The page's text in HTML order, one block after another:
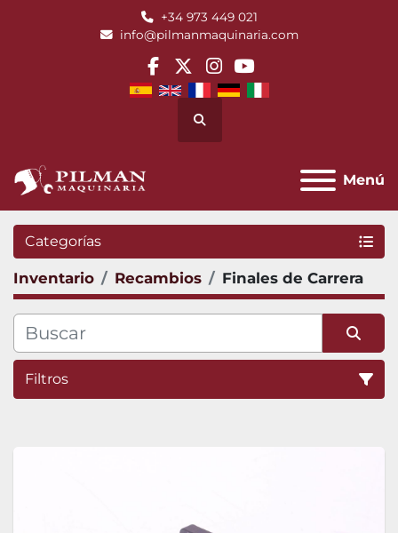
+34 973 449 021
info@pilmanmaquinaria.com
facebook
twitterinstagram
youtube
Buscar
Menú
Categorías
Inventario Recambios Finales de Carrera
Filtros